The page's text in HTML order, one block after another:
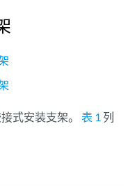
式安装支架。 表 1 列